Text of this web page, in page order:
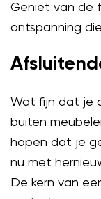
Geniet van de
ontspanning
Wat fijn dat je
buiten
hopen dat je
nu met
De kern van